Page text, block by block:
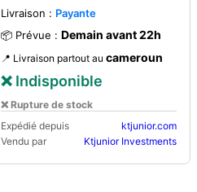
Livraison : Payante
📦 Prévue : Demain avant 22h
📍 Livraison partout au cameroun
❌ Indisponible
❌ Rupture de stock
Expédié depuis
ktjunior.com
Vendu par
Ktjunior Investments